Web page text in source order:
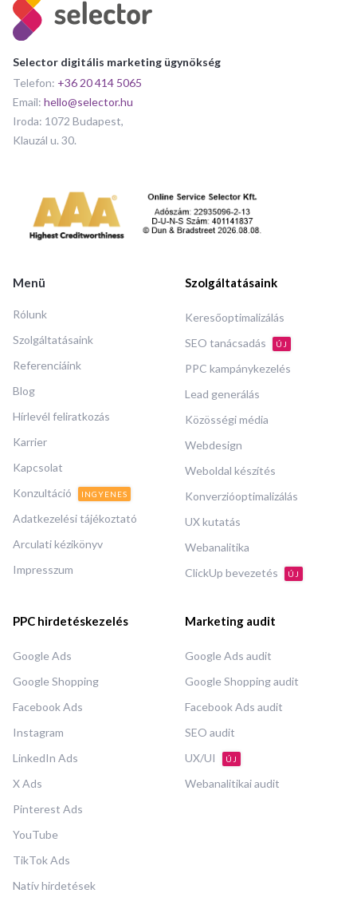
Selector digitális marketing ügynökség
Telefon: +36 20 414 5065
Email: hello@selector.hu
Iroda: 1072 Budapest,
Klauzál u. 30.
Menü
Rólunk
Szolgáltatásaink
Referenciáink
Blog
Hírlevél feliratkozás
Karrier
Kapcsolat
Konzultáció
INGYENES
Adatkezelési tájékoztató
Arculati kézikönyv
Impresszum
Szolgáltatásaink
Keresőoptimalizálás
SEO tanácsadás
ÚJ
PPC kampánykezelés
Lead generálás
Közösségi média
Webdesign
Weboldal készítés
Konverzióoptimalizálás
UX kutatás
Webanalitika
ClickUp bevezetés
ÚJ
PPC hirdetéskezelés
Google Ads
Google Shopping
Facebook Ads
Instagram
LinkedIn Ads
X Ads
Pinterest Ads
YouTube
TikTok Ads
Natív hirdetések
Marketing audit
Google Ads audit
Google Shopping audit
Facebook Ads audit
SEO audit
UX/UI
ÚJ
Webanalitikai audit